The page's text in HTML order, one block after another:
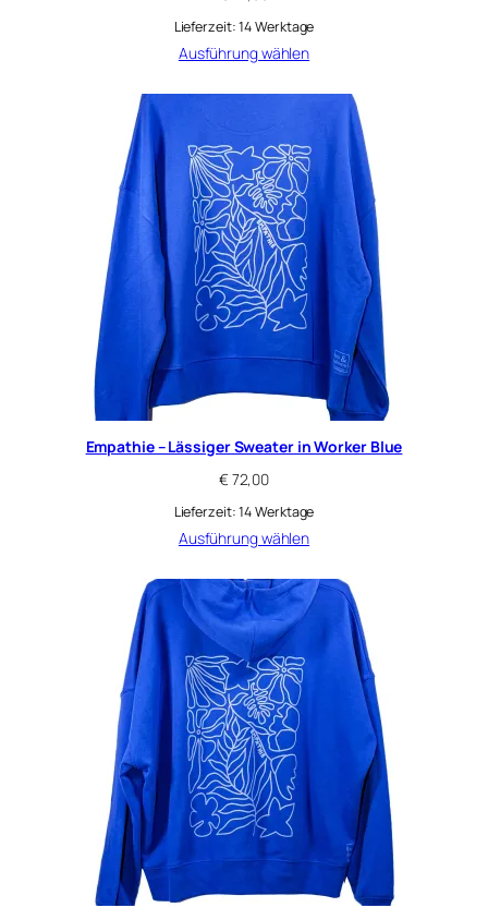
Lieferzeit:14 Werktage
Ausführung wählen
Empathie – Lässiger Sweater in Worker Blue
€ 72,00
Lieferzeit:14 Werktage
Ausführung wählen